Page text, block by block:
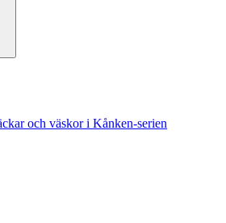
och väskor i Kånken-serien